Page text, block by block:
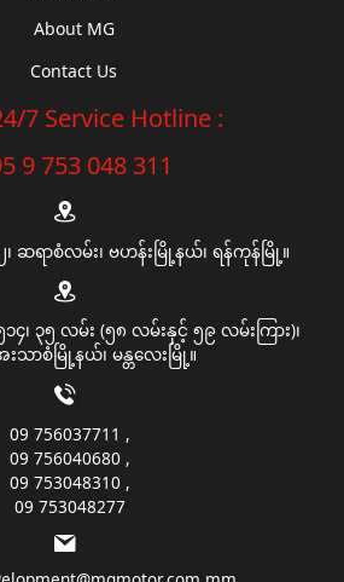
About MG
Contact Us
7 Service Hotline :
9 753 048 311
ဆရာစံလမ်း၊ ဗဟန်းမြို့နယ်၊ ရန်ကုန်မြို့။
၊ ၃၅ လမ်း (၅၈ လမ်းနှင့် ၅၉ လမ်းကြား)၊
းသာစံမြို့နယ်၊ မန္တလေးမြို့။
09 756037711
09 756040680
09 753048310
09 753048277